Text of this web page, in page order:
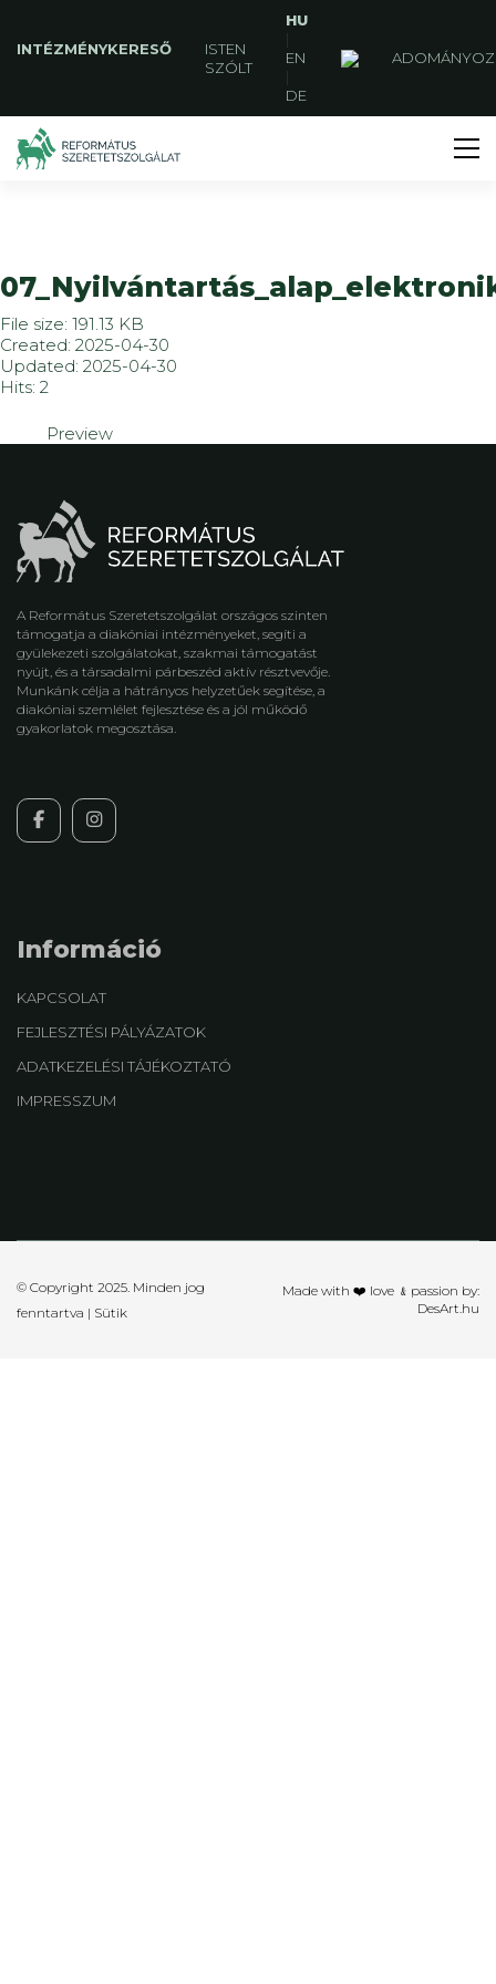
INTÉZMÉNYKERESŐ
ISTEN
SZÓLT
HU
|
EN
|
DE
File size: 191.13 KB
Created: 2025-04-30
Updated: 2025-04-30
Hits: 2
Preview
A Református Szeretetszolgálat országos szinten
támogatja a diakóniai intézményeket, segíti a
gyülekezeti szolgálatokat, szakmai támogatást
nyújt, és a társadalmi párbeszéd aktív résztvevője.
Munkánk célja a hátrányos helyzetűek segítése, a
diakóniai szemlélet fejlesztése és a jól működő
gyakorlatok megosztása.
Információ
KAPCSOLAT
FEJLESZTÉSI PÁLYÁZATOK
ADATKEZELÉSI TÁJÉKOZTATÓ
IMPRESSZUM
Made with ❤️ love ﹠passion by:
DesArt.hu
© Copyright 2025. Minden jog
fenntartva | Sütik